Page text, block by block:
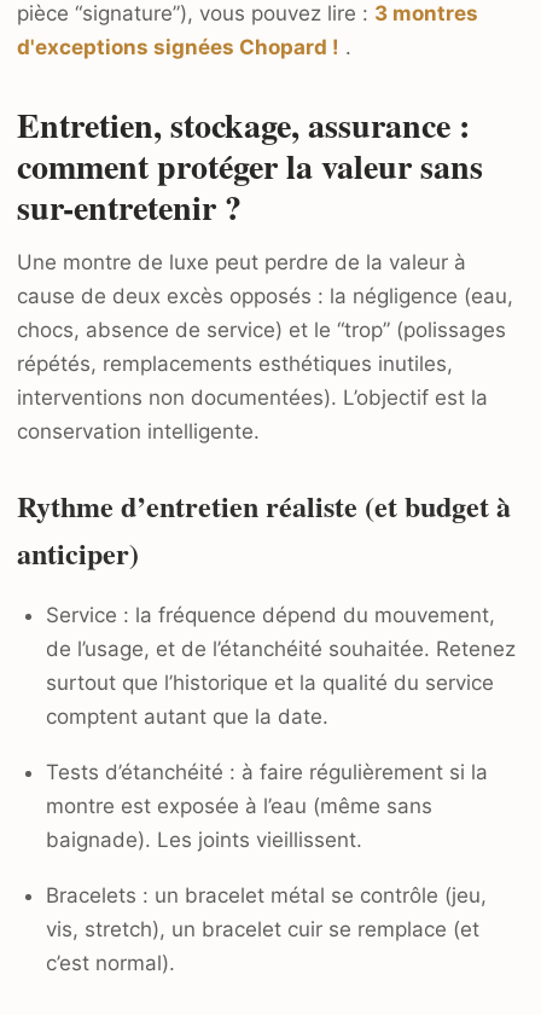
pièce “signature”), vous pouvez lire : 3 montres
d'exceptions signées Chopard ! .
Entretien, stockage, assurance :
comment protéger la valeur sans
sur-entretenir ?
Une montre de luxe peut perdre de la valeur à
cause de deux excès opposés : la négligence (eau,
chocs, absence de service) et le “trop” (polissages
répétés, remplacements esthétiques inutiles,
interventions non documentées). L’objectif est la
conservation intelligente.
Rythme d’entretien réaliste (et budget à
anticiper)
Service : la fréquence dépend du mouvement,
de l’usage, et de l’étanchéité souhaitée. Retenez
surtout que l’historique et la qualité du service
comptent autant que la date.
Tests d’étanchéité : à faire régulièrement si la
montre est exposée à l’eau (même sans
baignade). Les joints vieillissent.
Bracelets : un bracelet métal se contrôle (jeu,
vis, stretch), un bracelet cuir se remplace (et
c’est normal).